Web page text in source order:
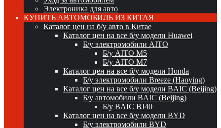
Электроника для авто
КУПИТЬ АВТОМОБИЛЬ ИЗ КИТАЯ
Каталог цен на б/у авто в Китае
Каталог цен на все б/у модели Huawei
Б/у электромобили AITO
Б/у AITO M5
Б/у AITO M7
Каталог цен на все б/у модели Honda
Б/у электромобили Breeze (Haoying)
Каталог цен на все б/у модели BAIC (Beijing)
Б/у автомобили BAIC (Beijing)
Б/у BAIC BJ40
Каталог цен на все б/у модели BYD
Б/у электромобили BYD